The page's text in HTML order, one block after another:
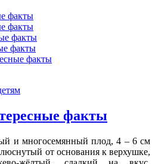
факты
факты
факты
факты
факты
факты
и многосемянный плод, 4 – 6 см
от основания к верхушке,